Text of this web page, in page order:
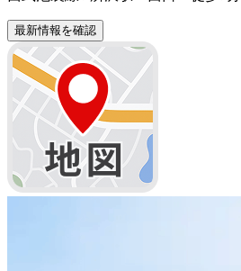
最新情報を確認